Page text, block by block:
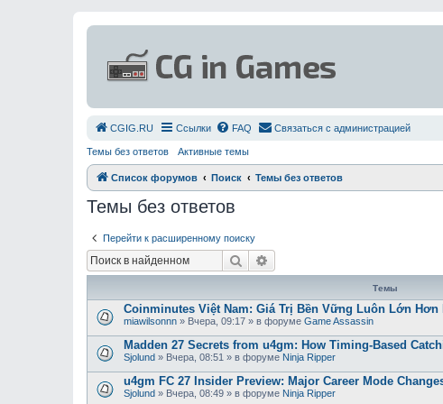
СGIG.RU Ссылки FAQ Связаться с администрацией
Темы без ответов Активные темы
Список форумов Поиск Темы без ответов
Темы без ответов
Перейти к расширенному поиску
Поиск
Темы
Coinminutes Việt Nam: Giá Trị Bền Vững Luôn Lớn Hơn
miawilsonnn » Вчера, 09:17 » в форуме Game Assassin
Madden 27 Secrets from u4gm: How Timing-Based
Sjolund » Вчера, 08:51 » в форуме Ninja Ripper
u4gm FC 27 Insider Preview: Major Career Mode
Sjolund » Вчера, 08:49 » в форуме Ninja Ripper